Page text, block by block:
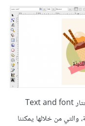
من قائمة النص Text من الشريط العلوي سنختار Text and font
من خلالها يمكننا